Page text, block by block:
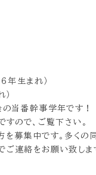
年生まれ）
の当番幹事学年です！
すので、ご覧下さい。
を募集中です。多く
連絡をお願い致しま